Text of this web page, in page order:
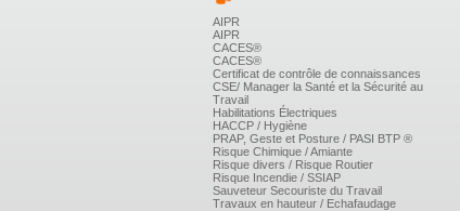
AIPR
AIPR
CACES®
CACES®
Certificat de contrôle de connaissances
CSE/ Manager la Santé et la Sécurité au
Travail
Habilitations Électriques
HACCP / Hygiène
PRAP, Geste et Posture / PASI BTP ®
Risque Chimique / Amiante
Risque divers / Risque Routier
Risque Incendie / SSIAP
Sauveteur Secouriste du Travail
Travaux en hauteur / Echafaudage